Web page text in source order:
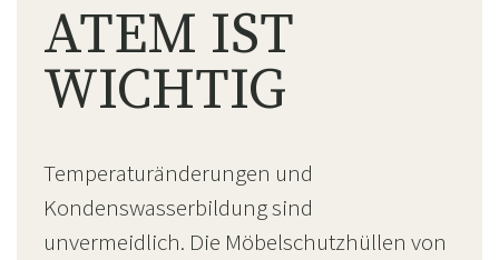
ATEM IST
WICHTIG
Temperaturänderungen und
Kondenswasserbildung sind
unvermeidlich. Die Möbelschutzhüllen von